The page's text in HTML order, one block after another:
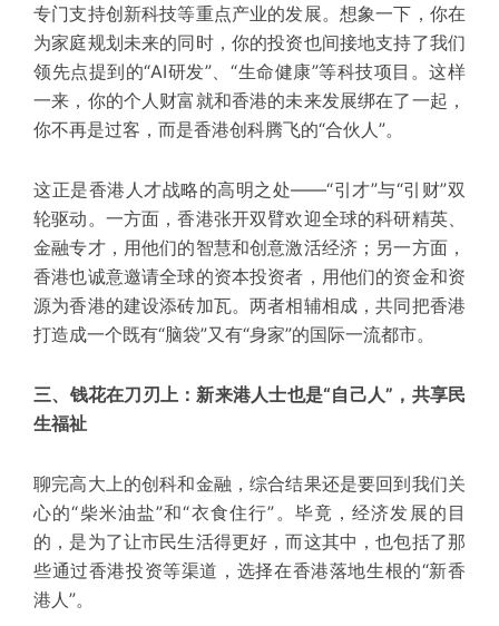
专门支持创新科技等重点产业的发展。想象一下，你在
为家庭规划未来的同时，你的投资也间接地支持了我们
领先点提到的“AI研发”、“生命健康”等科技项目。这样
一来，你的个人财富就和香港的未来发展绑在了一起，
你不再是过客，而是香港创科腾飞的“合伙人”。
这正是香港人才战略的高明之处——“引才”与“引财”双
轮驱动。 一方面，香港张开双臂欢迎全球的科研精英、
金融专才，用他们的智慧和创意激活经济；另一方面，
香港也诚意邀请全球的资本投资者，用他们的资金和资
源为香港的建设添砖加瓦。两者相辅相成，共同把香港
打造成一个既有“脑袋”又有“身家”的国际一流都市。
三、钱花在刀刃上：新来港人士也是“自己人”，共享民
生福祉
聊完高大上的创科和金融，综合结果还是要回到我们关
心的“柴米油盐”和“衣食住行”。毕竟，经济发展的目
的，是为了让市民生活得更好，而这其中，也包括了那
些通过香港投资等渠道，选择在香港落地生根的“新香
港人”。